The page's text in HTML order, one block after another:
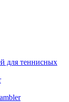
для теннисных